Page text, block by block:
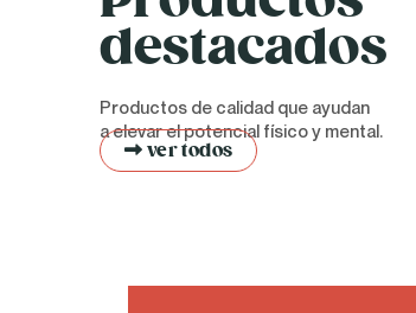
destacados
Productos de calidad que ayudan
a elevar el potencial físico y mental.
ver todos